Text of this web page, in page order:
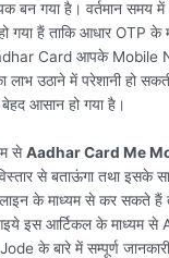
बन गया है। वर्तमान समय में
गया हैं ताकि आधार OTP के
Card आपके Mobile
लाभ उठाने में परेशानी हो
आसान हो गया है।
सेAadhar Card Me
से बताऊंगा तथा इसके
के माध्यम से कर सकते हैं
इस आर्टिकल के माध्यम
के बारे में सम्पूर्ण जानकारी